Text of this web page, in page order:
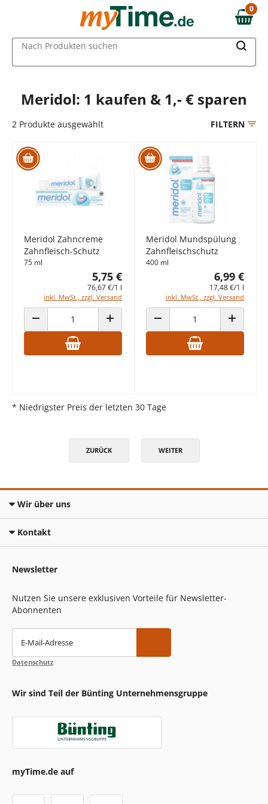
Zum Hauptinhalt springen
Zur Navigation springen
Zur Suche springen
0,00 €
0
Nach Produkten suchen
Meridol: 1 kaufen & 1,- € sparen
2 Produkte ausgewählt FILTERN
Meridol Zahncreme
Zahnfleisch-Schutz
75 ml
5,75 €
76,67 €/1 l
inkl. MwSt., zzgl. Versand
ANZAHL VERRINGERN ANZAHL ERHÖHEN
Meridol Mundspülung
Zahnfleischschutz
400 ml
6,99 €
17,48 €/1 l
inkl. MwSt., zzgl. Versand
ANZAHL VERRINGERN ANZAHL
* Niedrigster Preis der letzten 30 Tage
ZURÜCK WEITER
Wir über uns
Kontakt
Newsletter
Nutzen Sie unsere exklusiven Vorteile für Newsletter-
Abonnenten
E-Mail-Adresse
Datenschutz
Wir sind Teil der Bünting Unternehmensgruppe
myTime.de auf